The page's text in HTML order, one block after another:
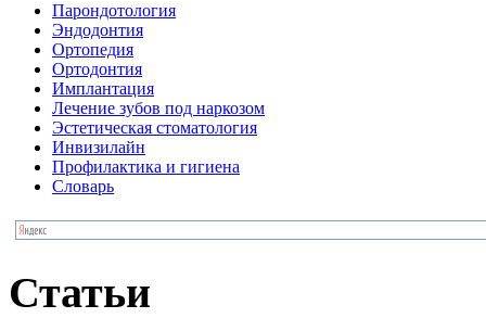
Парондотология
Эндодонтия
Ортопедия
Ортодонтия
Имплантация
Лечение зубов под наркозом
Эстетическая стоматология
Инвизилайн
Профилактика и гигиена
Словарь
Статьи